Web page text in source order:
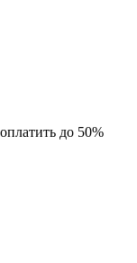
до 50%